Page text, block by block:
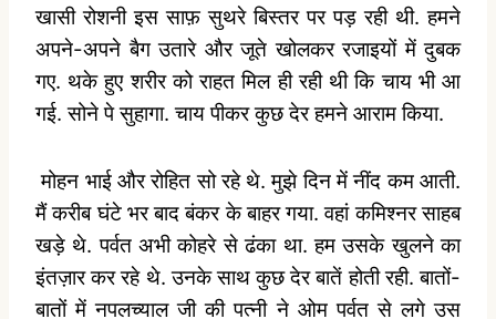
खासी रोशनी इस साफ़ सुथरे बिस्तर पर पड़ रही थी. हमने
अपने-अपने बैग उतारे और जूते खोलकर रजाइयों में दुबक
गए. थके हुए शरीर को राहत मिल ही रही थी कि चाय भी आ
गई. सोने पे सुहागा. चाय पीकर कुछ देर हमने आराम किया.
मोहन भाई और रोहित सो रहे थे. मुझे दिन में नींद कम आती.
मैं करीब घंटे भर बाद बंकर के बाहर गया. वहां कमिश्नर साहब
खड़े थे. पर्वत अभी कोहरे से ढंका था. हम उसके खुलने का
इंतज़ार कर रहे थे. उनके साथ कुछ देर बातें होती रही. बातों-
बातों में नपलच्याल जी की पत्नी ने ओम पर्वत से लगे उस